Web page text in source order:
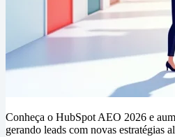
Conheça o HubSpot AEO 2026 e
gerando leads com novas estratégias